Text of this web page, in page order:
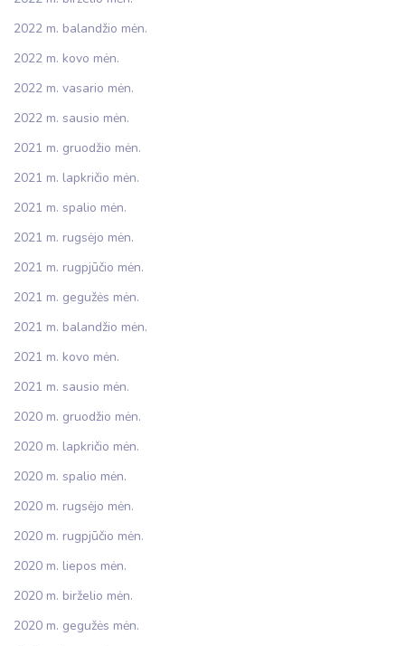
2022 m. balandžio mėn.
2022 m. kovo mėn.
2022 m. vasario mėn.
2022 m. sausio mėn.
2021 m. gruodžio mėn.
2021 m. lapkričio mėn.
2021 m. spalio mėn.
2021 m. rugsėjo mėn.
2021 m. rugpjūčio mėn.
2021 m. gegužės mėn.
2021 m. balandžio mėn.
2021 m. kovo mėn.
2021 m. sausio mėn.
2020 m. gruodžio mėn.
2020 m. lapkričio mėn.
2020 m. spalio mėn.
2020 m. rugsėjo mėn.
2020 m. rugpjūčio mėn.
2020 m. liepos mėn.
2020 m. birželio mėn.
2020 m. gegužės mėn.